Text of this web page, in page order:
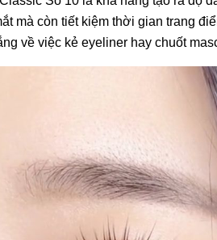
mà còn tiết kiệm thời gian trang
về việc kẻ eyeliner hay chuốt